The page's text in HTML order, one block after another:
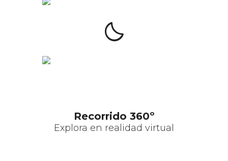
clear_night
Recorrido 360º
Explora en realidad virtual